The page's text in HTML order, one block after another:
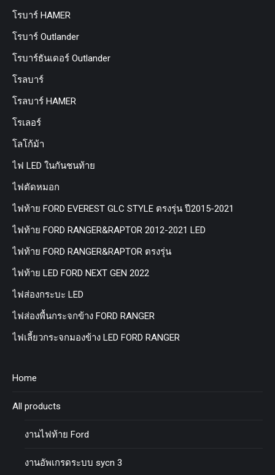
โรบาร์ HAMER
โรบาร์ Outlander
โรบาร์ธันเดอร์ Outlander
โรลบาร์
โรลบาร์ HAMER
โรเลอร์
โลโก้ม้า
ไฟ LED ในกันชนท้าย
ไฟตัดหมอก
ไฟท้าย FORD EVEREST GLC STYLE ตรงรุ่น ปี2015-2021
ไฟท้าย FORD RANGER&RAPTOR 2012-2021 LED
ไฟท้าย FORD RANGER&RAPTOR ตรงรุ่น
ไฟท้าย LED FORD NEXT GEN 2022
ไฟส่องกระบะ LED
ไฟส่องพื้นกระจกข้าง FORD RANGER
ไฟเลี้ยวกระจกมองข้าง LED FORD RANGER
Home
All products
งานไฟท้าย Ford
งานอัพเกรดระบบ sycn 3